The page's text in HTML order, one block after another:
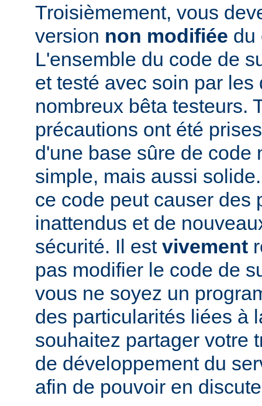
Troisièmement, vous
version non modifiée du
L'ensemble du code de
et testé avec soin par
nombreux bêta testeurs.
précautions ont été
d'une base sûre de code
simple, mais aussi
ce code peut causer des
inattendus et de
sécurité. Il est vivement
pas modifier le code de
vous ne soyez un
des particularités liées à
souhaitez partager votre
de développement du
afin de pouvoir en